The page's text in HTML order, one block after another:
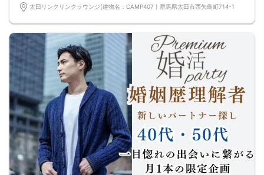
40代／大手企業役職／年収800万円
などなど魅力的な方が多数でした！
多すぎず少なすぎず、参加者様が求める理想の人数を作り上げました！
（最小催行人数3:3）
②直接の連絡先交換自由♪
気の合う方がいたら直接連絡先交換してもOK！
トークタイムについて♪
1対1の着席型トークタイム♪
プロフィールシートを全員の異性の方と交換して1対1でお話をしていただきま
す！
女性は着席したままで、男性が席を順番に移動していきます。
トークタイムは、5分～10分（人数で時間変動あり）です！
あまり硬くならず、いつもの自分でゆっくりトークを楽しんでください♪
お仕事の話、趣味の話などでお互いの共通点などをみつけてみてはいかがでしょ
うか…
太田リンクリンクラウンジ(建物名：CAMP407 ) 群馬県太田市西矢島町714-1